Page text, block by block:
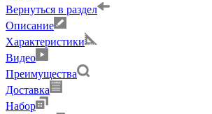
Вернуться в раздел
Описание
Характеристики
Видео
Преимущества
Доставка
Набор